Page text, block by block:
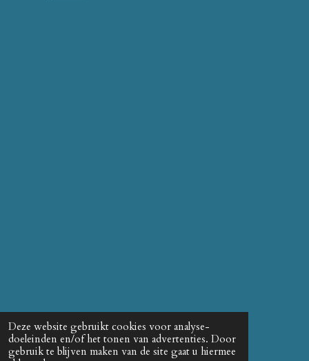
Deze website gebruikt cookies voor analyse-
doeleinden en/of het tonen van advertenties. Door
gebruik te blijven maken van de site gaat u hiermee